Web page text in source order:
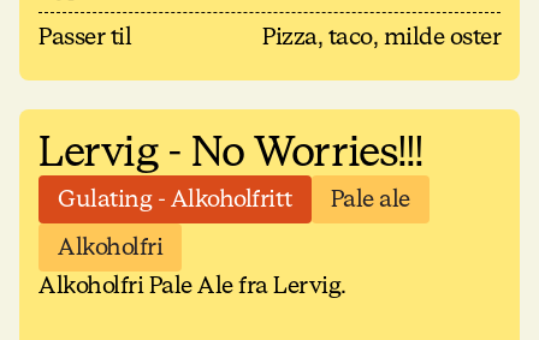
Passer til
Pizza, taco, milde oster
Lervig - No Worries!!!
Gulating - Alkoholfritt
Pale ale
Alkoholfri
Alkoholfri Pale Ale fra Lervig.